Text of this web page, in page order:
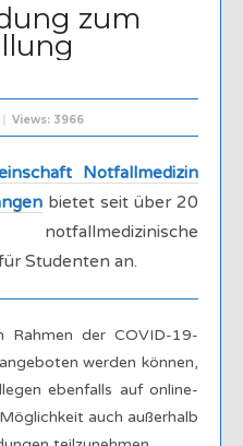
zum
Views: 3966
Notfallmedizin
bietet seit über 20
Studenten an.
Rahmen der COVID-19-
werden können,
ebenfalls auf online-
auch außerhalb